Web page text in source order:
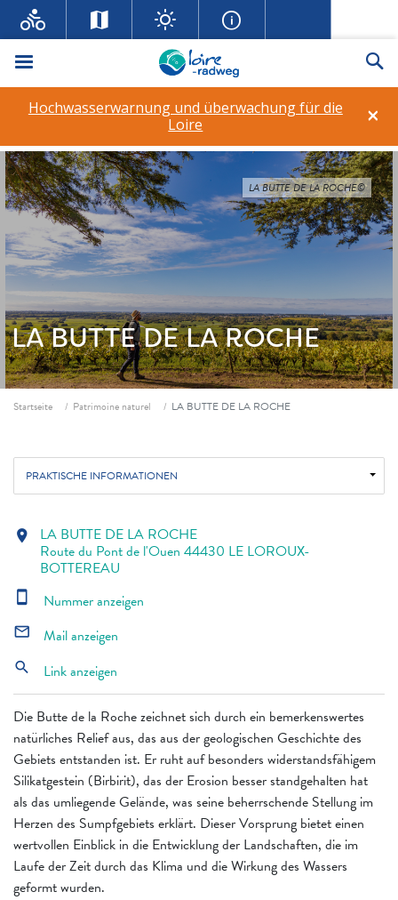
Menü
×
Hochwasserwarnung und überwachung für die
Loire
LA BUTTE DE LA ROCHE
LA BUTTE DE LA ROCHE©
Fil d'ariane
Startseite Patrimoine naturel LA BUTTE DE LA ROCHE
PRAKTISCHE INFORMATIONEN
Die Butte de la Roche zeichnet sich durch ein bemerkenswertes
natürliches Relief aus, das aus der geologischen Geschichte des
Gebiets entstanden ist. Er ruht auf besonders widerstandsfähigem
Silikatgestein (Birbirit), das der Erosion besser standgehalten hat
als das umliegende Gelände, was seine beherrschende Stellung im
Herzen des Sumpfgebiets erklärt. Dieser Vorsprung bietet einen
wertvollen Einblick in die Entwicklung der Landschaften, die im
Laufe der Zeit durch das Klima und die Wirkung des Wassers
geformt wurden.
location_on LA BUTTE DE LA ROCHE
Route du Pont de l'Ouen 44430 LE LOROUX-
BOTTEREAU
smartphone Nummer anzeigen
mail_outline Mail anzeigen
search Link anzeigen